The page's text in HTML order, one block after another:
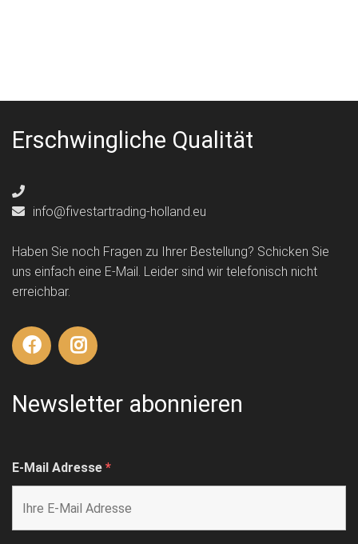
Erschwingliche Qualität
info@fivestartrading-holland.eu
Haben Sie noch Fragen zu Ihrer Bestellung? Schicken Sie
uns einfach eine E-Mail. Leider sind wir telefonisch nicht
erreichbar.
Newsletter abonnieren
E-Mail Adresse *